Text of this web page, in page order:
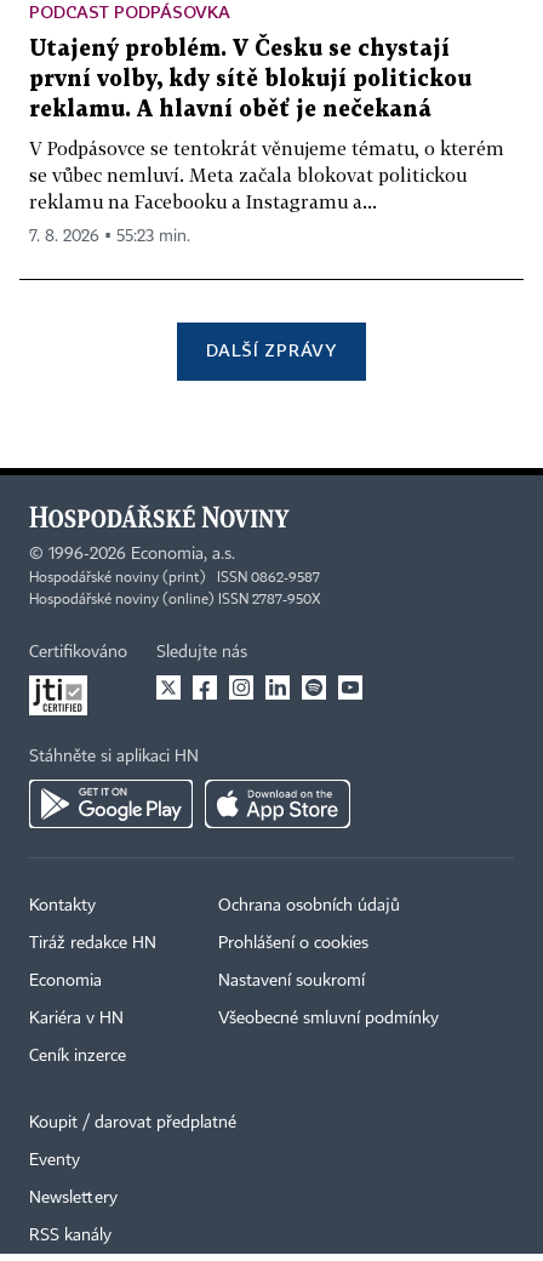
PODCAST PODPÁSOVKA
Utajený problém. V Česku se chystají
první volby, kdy sítě blokují politickou
reklamu. A hlavní oběť je nečekaná
V Podpásovce se tentokrát věnujeme tématu, o kterém
se vůbec nemluví. Meta začala blokovat politickou
reklamu na Facebooku a Instagramu a...
7. 8. 2026 ▪ 55:23 min.
DALŠÍ ZPRÁVY
© 1996-2026 Economia, a.s.
Hospodářské noviny (print) ISSN 0862-9587
Hospodářské noviny (online) ISSN 2787-950X
Certifikováno Sledujte nás
Stáhněte si aplikaci HN
Kontakty
Tiráž redakce HN
Economia
Kariéra v HN
Ceník inzerce
Ochrana osobních údajů
Prohlášení o cookies
Nastavení soukromí
Všeobecné smluvní podmínky
Koupit / darovat předplatné
Eventy
Newslettery
RSS kanály